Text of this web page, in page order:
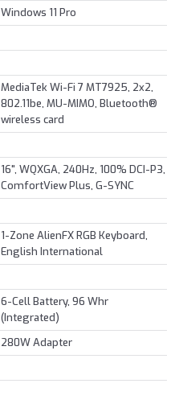
Windows 11 Pro
MediaTek Wi-Fi 7 MT7925, 2x2,
802.11be, MU-MIMO, Bluetooth®
wireless card
16", WQXGA, 240Hz, 100% DCI-P3,
ComfortView Plus, G-SYNC
1-Zone AlienFX RGB Keyboard,
English International
6-Cell Battery, 96 Whr
(Integrated)
280W Adapter